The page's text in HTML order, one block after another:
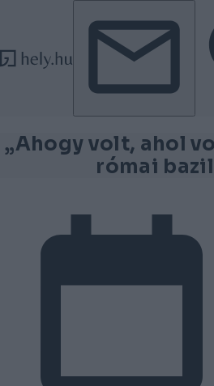
Tovább a tartalomhoz
Tovább a lábléchez
„Ahogy volt, ahol
római